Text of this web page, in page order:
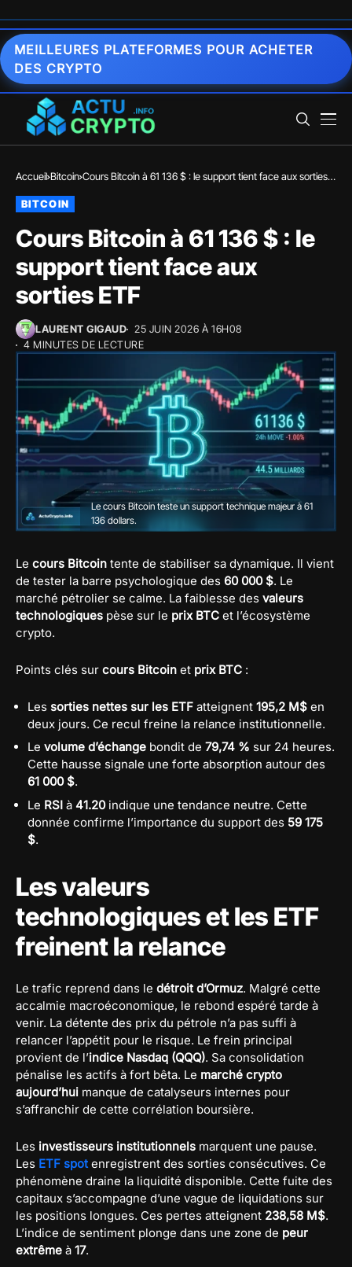
MEILLEURES PLATEFORMES POUR ACHETER
DES CRYPTO
Accueil Bitcoin Cours Bitcoin à 61 136 $ : le support tient face aux sorties
BITCOIN
Cours Bitcoin à 61 136 $ : le
support tient face aux
sorties ETF
LAURENT GIGAUD
25 JUIN 2026 À 16H08
4 MINUTES DE LECTURE
Le cours Bitcoin teste un support technique majeur à 61
136 dollars.
Le cours Bitcoin tente de stabiliser sa dynamique. Il vient
de tester la barre psychologique des 60 000 $. Le
marché pétrolier se calme. La faiblesse des valeurs
technologiques pèse sur le prix BTC et l’écosystème
crypto.
Points clés sur cours Bitcoin et prix BTC :
Les sorties nettes sur les ETF atteignent 195,2 M$ en
deux jours. Ce recul freine la relance institutionnelle.
Le volume d’échange bondit de 79,74 % sur 24 heures.
Cette hausse signale une forte absorption autour des
61 000 $.
Le RSI à 41.20indique une tendance neutre. Cette
donnée confirme l’importance du support des 59 175
$.
Les valeurs
technologiques et les ETF
freinent la relance
Le trafic reprend dans le détroit d’Ormuz. Malgré cette
accalmie macroéconomique, le rebond espéré tarde à
venir. La détente des prix du pétrole n’a pas suffi à
relancer l’appétit pour le risque. Le frein principal
provient de l’indice Nasdaq (QQQ). Sa consolidation
pénalise les actifs à fort bêta. Le marché crypto
aujourd’hui manque de catalyseurs internes pour
s’affranchir de cette corrélation boursière.
Les investisseurs institutionnels marquent une pause.
Les ETF spotenregistrent des sorties consécutives. Ce
phénomène draine la liquidité disponible. Cette fuite des
capitaux s’accompagne d’une vague de liquidations sur
les positions longues. Ces pertes atteignent 238,58 M$.
L’indice de sentiment plonge dans une zone de peur
extrême à 17.